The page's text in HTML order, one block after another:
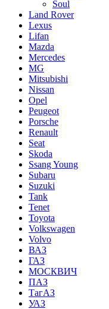
Soul
Land Rover
Lexus
Lifan
Mazda
Mercedes
MG
Mitsubishi
Nissan
Opel
Peugeot
Porsche
Renault
Seat
Skoda
Ssang Young
Subaru
Suzuki
Tank
Tenet
Toyota
Volkswagen
Volvo
ВАЗ
ГАЗ
МОСКВИЧ
ПАЗ
ТагАЗ
УАЗ